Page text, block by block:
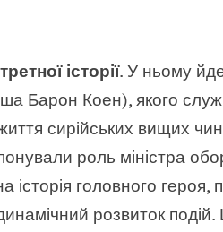
історії. У ньому
Барон Коен), якого
сирійських вищих
роль міністра
історія головного героя,
розвиток подій.